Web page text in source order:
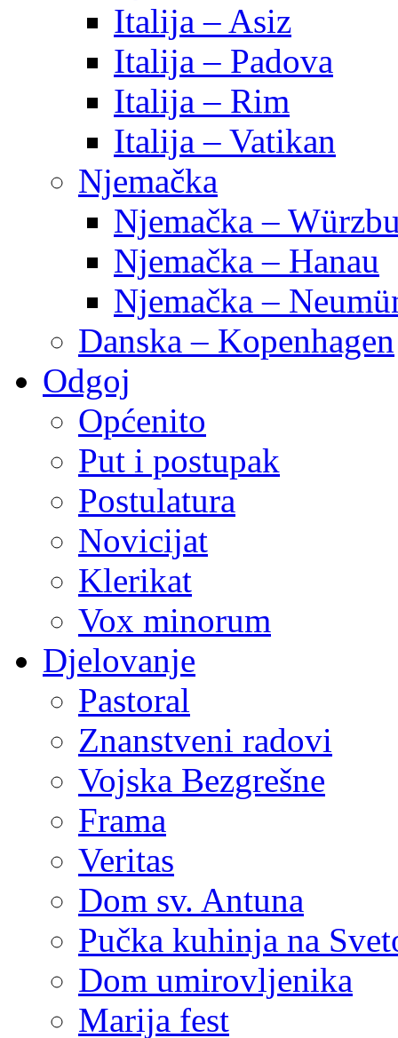
Italija – Asiz
Italija – Padova
Italija – Rim
Italija – Vatikan
Njemačka
Njemačka –
Njemačka – Hanau
Njemačka –
Danska – Kopenhagen
Odgoj
Općenito
Put i postupak
Postulatura
Novicijat
Klerikat
Vox minorum
Djelovanje
Pastoral
Znanstveni radovi
Vojska Bezgrešne
Frama
Veritas
Dom sv. Antuna
Pučka kuhinja na
Dom umirovljenika
Marija fest